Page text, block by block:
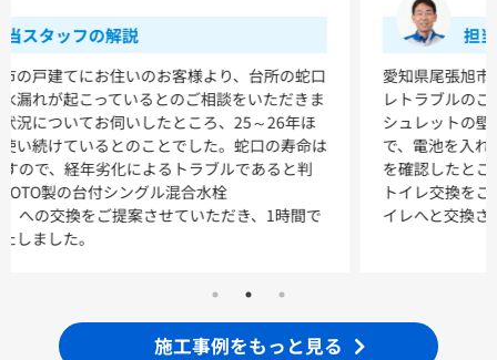
VシリーズLMPB075A3GDC1G+LDPB075BAGEN2
VシリーズLMPB075B1GDC1G+LDPB075BAGEN2
浴室
シンラ サザナ
キッチン
担当スタッフの解説
愛知県尾張旭市の戸建て住宅にお住まいのお客様から、トイ
レトラブルのご相談をいただきました。お話によると、ウォ
シュレットの壁付リモコンを水没させてしまったとのこと
で、電池を入れ替えても復旧せずお困りのようでした。状況
を確認したところ使用年数が長く経年劣化も見られたため、
トイレ交換をご提案し、LIXIL INAX アメージュZの新しいト
イレへと交換させていただきました。
施工事例をもっと見る